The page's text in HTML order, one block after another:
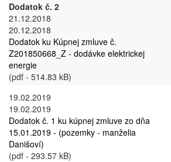
Dodatok č. 2
21.12.2018
20.12.2018
Dodatok ku Kúpnej zmluve č.
Z201850668_Z - dodávke elektrickej
energie
(pdf - 514.83 kB)
19.02.2019
19.02.2019
Dodatok č. 1 ku kúpnej zmluve zo dňa
15.01.2019 - (pozemky - manželia
Danišoví)
(pdf - 293.57 kB)